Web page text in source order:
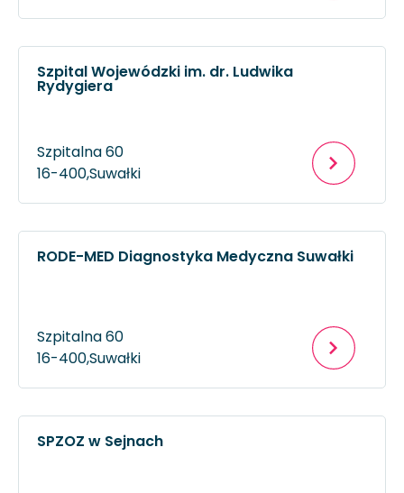
Szpital Wojewódzki im. dr. Ludwika
Rydygiera
Szpitalna 60
16-400,Suwałki
RODE-MED Diagnostyka Medyczna Suwałki
Szpitalna 60
16-400,Suwałki
SPZOZ w Sejnach